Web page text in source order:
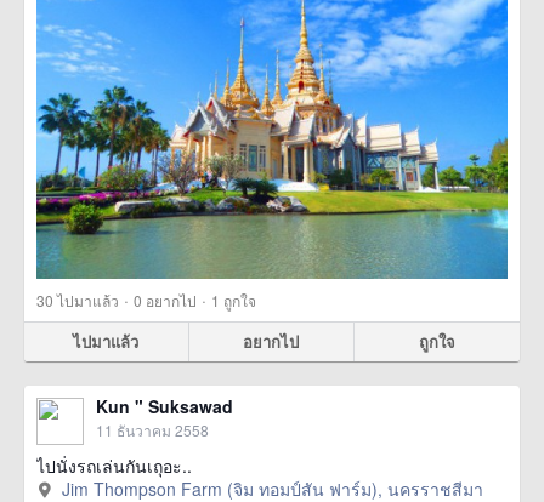
30ไปมาแล้ว · 0 อยากไป · 1 ถูกใจ
ไปมาแล้ว อยากไป ถูกใจ
Kun " Suksawad
11 ธันวาคม 2558
ไปนั่งรถเล่นกันเถุอะ..
Jim Thompson Farm (จิม ทอมป์สัน ฟาร์ม), นครราชสีมา